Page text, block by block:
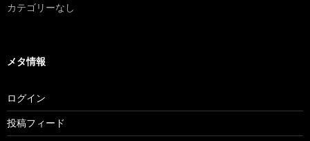
カテゴリーなし
メタ情報
ログイン
投稿フィード